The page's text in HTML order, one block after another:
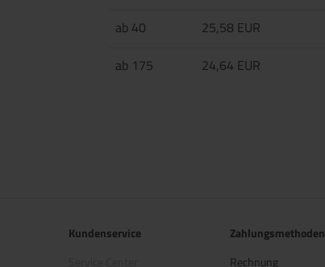
ab 40
25,58 EUR
ab 175
24,64 EUR
Kundenservice
Zahlungsmethoden
Rechnung